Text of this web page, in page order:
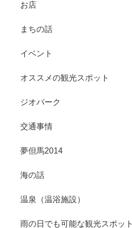
お店
まちの話
イベント
オススメの観光スポット
ジオパーク
交通事情
夢但馬2014
海の話
温泉（温浴施設）
雨の日でも可能な観光スポット